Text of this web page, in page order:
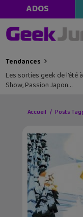
ADOS
Tendances
Les sorties geek de l’été
Show, Passion Japon…
Accueil Posts